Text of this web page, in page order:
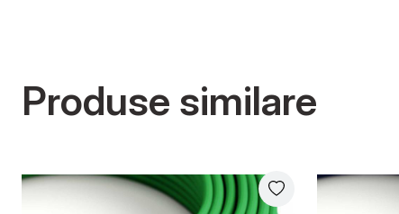
Produse similare